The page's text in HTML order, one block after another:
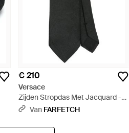
€ 210
Versace
Zijden Stropdas Met Jacquard -
Zwart
Van FARFETCH